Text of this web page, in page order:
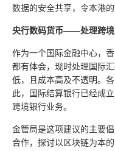
数据的安全共享，令本港
央行数码货币——处理跨境
作为一个国际金融中心，
都有体会，现时处理国际
低，且成本高及不透明。
此，国际结算银行已经成
跨境银行业务。
金管局是这项建议的主要
合作，探讨以区块链为本